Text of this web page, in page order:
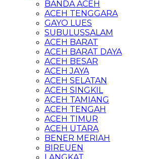
BANDA ACEH
ACEH TENGGARA
GAYO LUES
SUBULUSSALAM
ACEH BARAT
ACEH BARAT DAYA
ACEH BESAR
ACEH JAYA
ACEH SELATAN
ACEH SINGKIL
ACEH TAMIANG
ACEH TENGAH
ACEH TIMUR
ACEH UTARA
BENER MERIAH
BIREUEN